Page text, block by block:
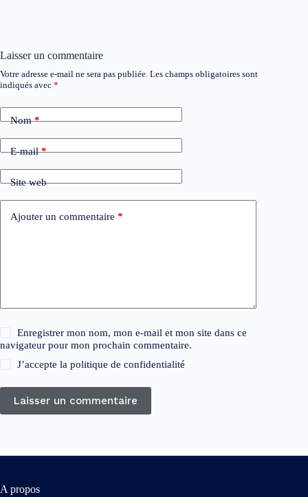
Laisser un commentaire
Votre adresse e-mail ne sera pas publiée. Les champs obligatoires sont
indiqués avec *
Nom*
E-mail*
Site web
Ajouter un commentaire *
Enregistrer mon nom, mon e-mail et mon site dans ce
navigateur pour mon prochain commentaire.
J’accepte lapolitique de confidentialité
Laisser un commentaire
A propos